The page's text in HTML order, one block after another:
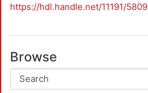
https://hdl.handle.net/11191/5809
Browse